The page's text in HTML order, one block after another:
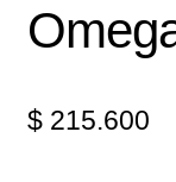
$215.600